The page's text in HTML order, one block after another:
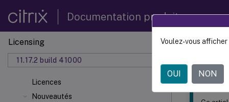
Documentation produit
Licensing
11.17.2 build 41000
Licences
Nouveautés
Ce contenu a
Voulez-vous
OUI NON